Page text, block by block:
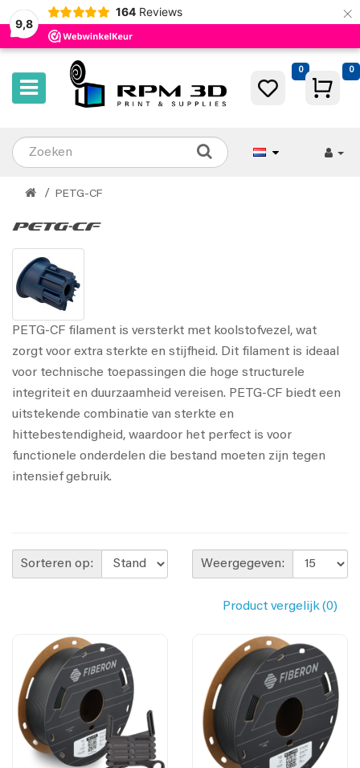
9,8
164 Reviews ×
0 0
PETG-CF
PETG-CF
PETG-CF filament is versterkt met koolstofvezel, wat
zorgt voor extra sterkte en stijfheid. Dit filament is ideaal
voor technische toepassingen die hoge structurele
integriteit en duurzaamheid vereisen. PETG-CF biedt een
uitstekende combinatie van sterkte en
hittebestendigheid, waardoor het perfect is voor
functionele onderdelen die bestand moeten zijn tegen
intensief gebruik.
Sorteren op: Weergegeven:
Product vergelijk (0)